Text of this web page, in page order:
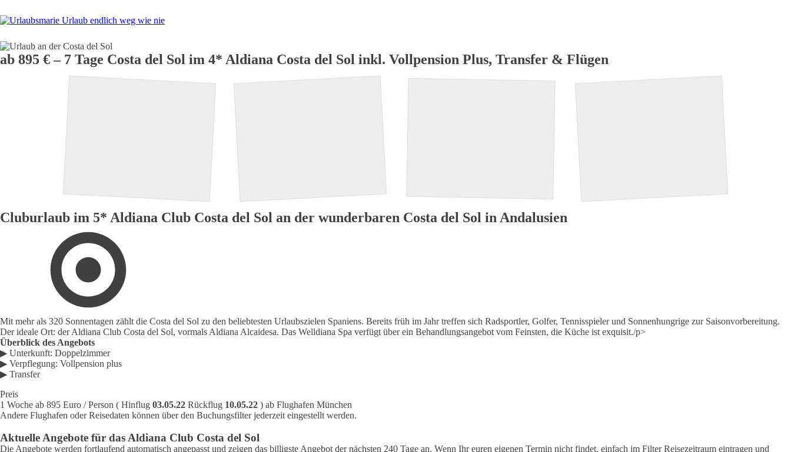
ab 895 € – 7 Tage Costa del Sol im 4* Aldiana Costa del Sol inkl. Vollpension Plus, Transfer & Flügen
Cluburlaub im 5* Aldiana Club Costa del Sol an der wunderbaren Costa del Sol in Andalusien
Mit mehr als 320 Sonnentagen zählt die Costa del Sol zu den beliebtesten Urlaubszielen Spaniens. Bereits früh im Jahr treffen sich Radsportler, Golfer, Tennisspieler und Sonnenhungrige zur Saisonvorbereitung.
Der ideale Ort: der Aldiana Club Costa del Sol, vormals Aldiana Alcaidesa. Das Welldiana Spa verfügt über ein Behandlungsangebot vom Feinsten, die Küche ist exquisit./p>
Überblick des Angebots
▶ Unterkunft: Doppelzimmer
▶ Verpflegung: Vollpension plus
▶ Transfer
Preis
1 Woche ab 895 Euro / Person ( Hinflug 03.05.22 Rückflug 10.05.22 ) ab Flughafen München
Andere Flughafen oder Reisedaten können über den Buchungsfilter jederzeit eingestellt werden.
Aktuelle Angebote für das Aldiana Club Costa del Sol
Die Angebote werden fortlaufend automatisch angepasst und zeigen das billigste Angebot der nächsten 240 Tage an. Wenn Ihr euren eigenen Termin nicht findet, einfach im Filter Reisezeitraum eintragen und